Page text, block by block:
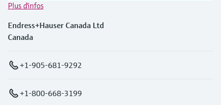
Plus d'infos
Endress+Hauser Canada Ltd
Canada
+1-905-681-9292
+1-800-668-3199